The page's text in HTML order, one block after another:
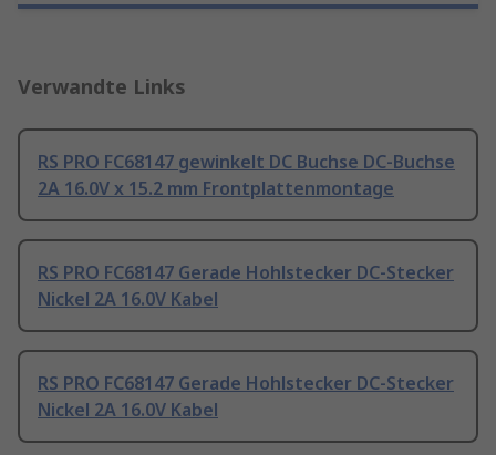
Verwandte Links
RS PRO FC68147 gewinkelt DC Buchse DC-Buchse
2A 16.0V x 15.2 mm Frontplattenmontage
RS PRO FC68147 Gerade Hohlstecker DC-Stecker
Nickel 2A 16.0V Kabel
RS PRO FC68147 Gerade Hohlstecker DC-Stecker
Nickel 2A 16.0V Kabel